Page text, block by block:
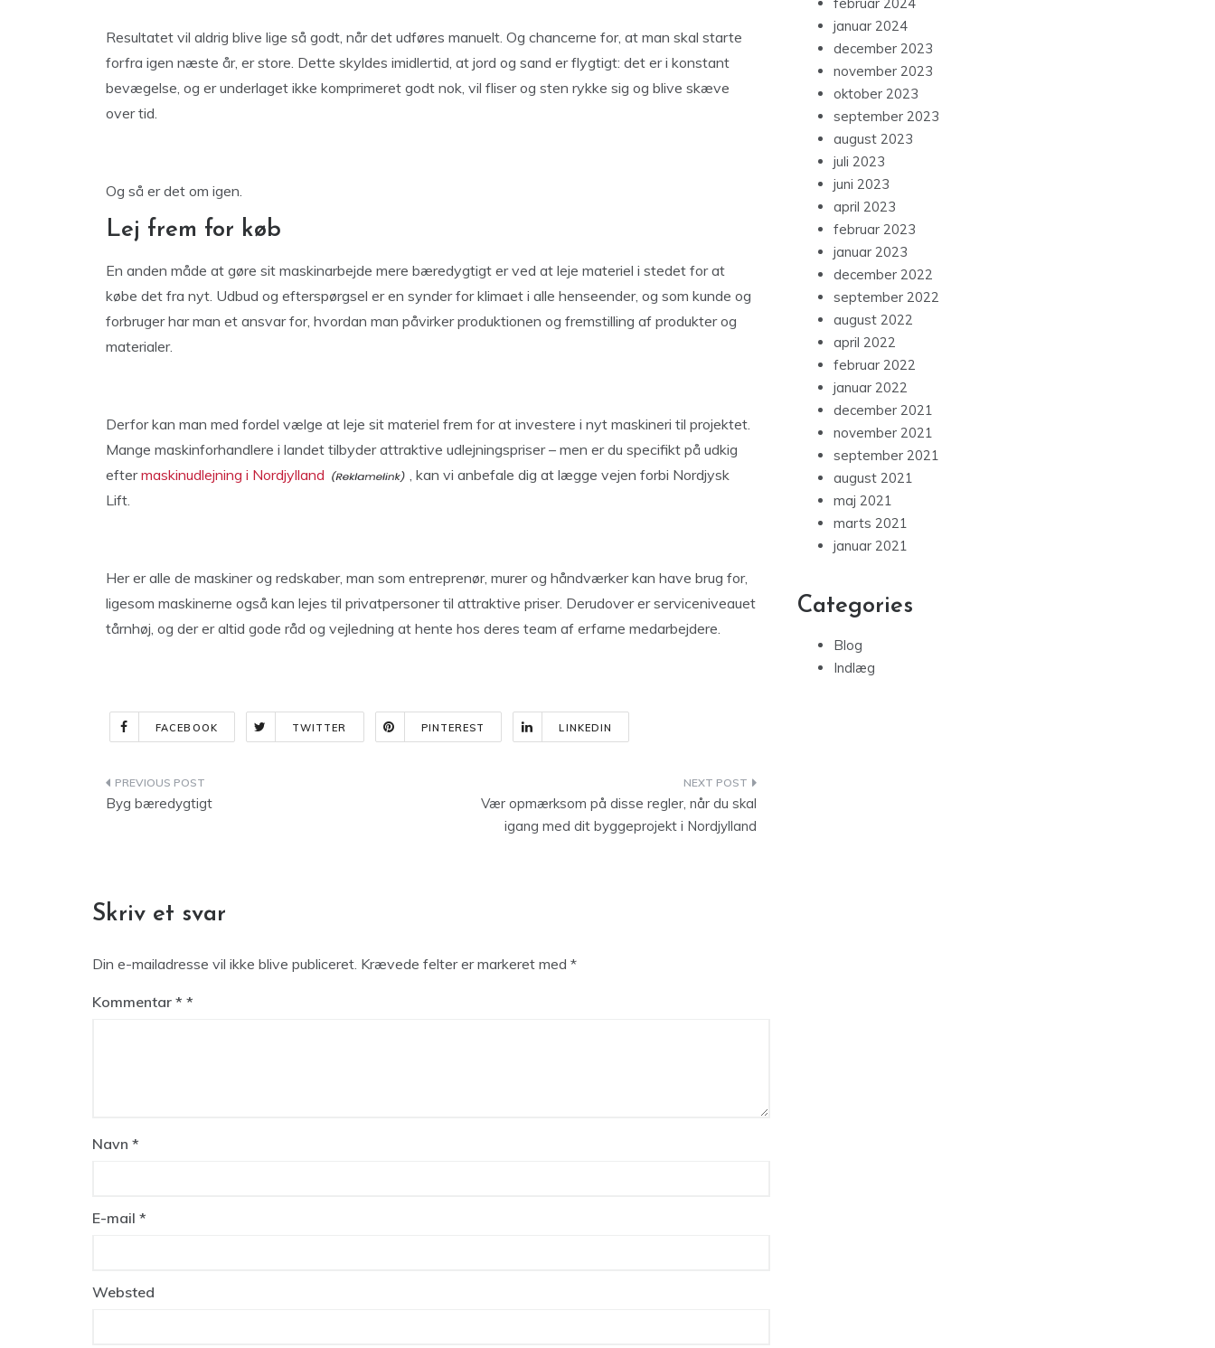
Resultatet vil aldrig blive lige så godt, når det udføres manuelt. Og chancerne for, at man skal starte
forfra igen næste år, er store. Dette skyldes imidlertid, at jord og sand er flygtigt: det er i konstant
bevægelse, og er underlaget ikke komprimeret godt nok, vil fliser og sten rykke sig og blive skæve
over tid.
Og så er det om igen.
Lej frem for køb
En anden måde at gøre sit maskinarbejde mere bæredygtigt er ved at leje materiel i stedet for at
købe det fra nyt. Udbud og efterspørgsel er en synder for klimaet i alle henseender, og som kunde og
forbruger har man et ansvar for, hvordan man påvirker produktionen og fremstilling af produkter og
materialer.
Derfor kan man med fordel vælge at leje sit materiel frem for at investere i nyt maskineri til projektet.
Mange maskinforhandlere i landet tilbyder attraktive udlejningspriser – men er du specifikt på udkig
eftermaskinudlejning i Nordjylland
, kan vi anbefale dig at lægge vejen forbi Nordjysk
Lift.
Her er alle de maskiner og redskaber, man som entreprenør, murer og håndværker kan have brug for,
ligesom maskinerne også kan lejes til privatpersoner til attraktive priser. Derudover er serviceniveauet
tårnhøj, og der er altid gode råd og vejledning at hente hos deres team af erfarne medarbejdere.
FACEBOOK TWITTER PINTEREST LINKEDIN
Indlægsnavigation
Byg bæredygtigt
Vær opmærksom på disse regler, når du skal
igang med dit byggeprojekt i Nordjylland
Skriv et svar
Din e-mailadresse vil ikke blive publiceret. Krævede felter er markeret med *
Kommentar *
Navn *
E-mail *
Websted
januar 2024
december 2023
november 2023
oktober 2023
september 2023
august 2023
juli 2023
juni 2023
april 2023
februar 2023
januar 2023
december 2022
september 2022
august 2022
april 2022
februar 2022
januar 2022
december 2021
november 2021
september 2021
august 2021
maj 2021
marts 2021
januar 2021
Categories
Blog
Indlæg